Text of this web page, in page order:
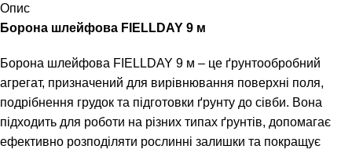
Опис
Борона шлейфова FIELLDAY 9 м
Борона шлейфова FIELLDAY 9 м – це ґрунтообробний
агрегат, призначений для вирівнювання поверхні поля,
подрібнення грудок та підготовки ґрунту до сівби. Вона
підходить для роботи на різних типах ґрунтів, допомагає
ефективно розподіляти рослинні залишки та покращує